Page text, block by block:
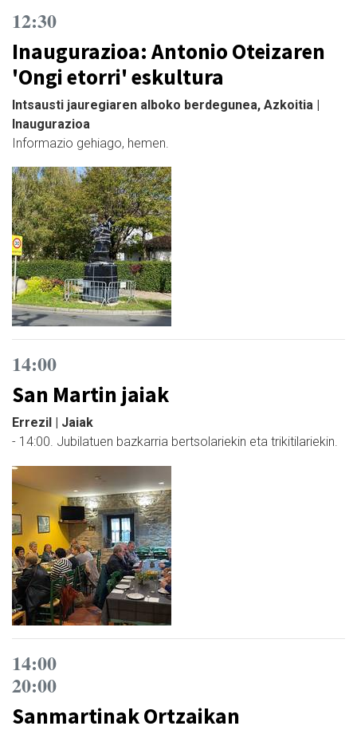
12:30
Inaugurazioa: Antonio Oteizaren
'Ongi etorri' eskultura
Intsausti jauregiaren alboko berdegunea, Azkoitia |
Inaugurazioa
Informazio gehiago, hemen.
14:00
San Martin jaiak
Errezil | Jaiak
- 14:00. Jubilatuen bazkarria bertsolariekin eta trikitilariekin.
14:00
20:00
Sanmartinak Ortzaikan